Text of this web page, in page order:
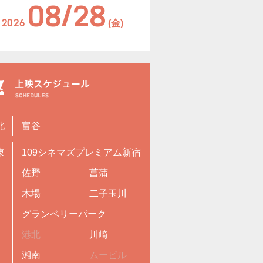
2026 08/28 (金)
富谷
109シネマズプレミアム新宿
佐野 菖蒲
木場 二子玉川
グランベリーパーク
港北 川崎
湘南 ムービル